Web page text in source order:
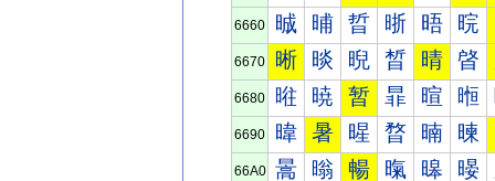
6660 晠 晡 晢 晣 晤 晥
6670 晰 晱 晲 晳 晴 晵
6680 暀 暁 暂 暃 暄 暅
6690 暐 暑 暒 暓 暔 暕
66A0 暠 暡 暢 暣 暤 暥